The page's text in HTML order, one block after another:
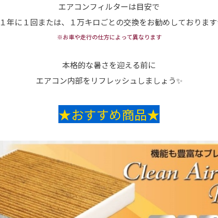
エアコンフィルターは目安で
年に１回または、１万キロごとの交換をお勧めしております
※お車や走行の仕方によって異なります
本格的な暑さを迎える前に
エアコン内部をリフレッシュしましょう✨
★おすすめ商品★